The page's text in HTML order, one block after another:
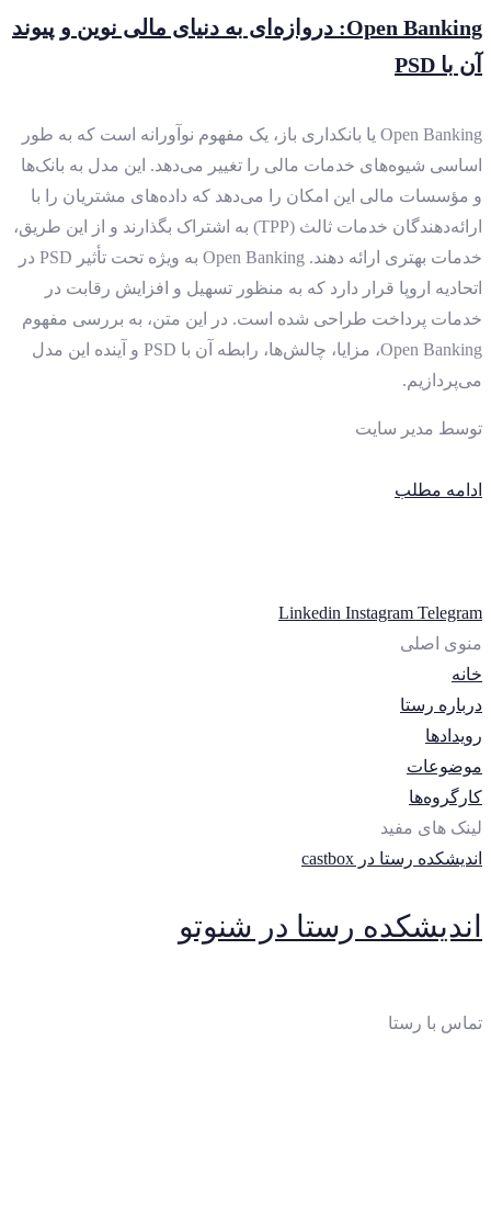
Open Banking: دروازه‌ای به دنیای مالی نوین و پیوند
آن با PSD
Open Banking یا بانکداری باز، یک مفهوم نوآورانه است که به طور
اساسی شیوه‌های خدمات مالی را تغییر می‌دهد. این مدل به بانک‌ها
و مؤسسات مالی این امکان را می‌دهد که داده‌های مشتریان را با
ارائه‌دهندگان خدمات ثالث (TPP) به اشتراک بگذارند و از این طریق،
خدمات بهتری ارائه دهند. Open Banking به ویژه تحت تأثیر PSD در
اتحادیه اروپا قرار دارد که به منظور تسهیل و افزایش رقابت در
خدمات پرداخت طراحی شده است. در این متن، به بررسی مفهوم
Open Banking، مزایا، چالش‌ها، رابطه آن با PSD و آینده این مدل
می‌پردازیم.
توسط مدیر سایت
ادامه مطلب
Linkedin Instagram Telegram
منوی اصلی
خانه
درباره رستا
رویدادها
موضوعات
کارگروه‌ها
لینک های مفید
اندیشکده رستا در castbox
اندیشکده رستا در شنوتو
تماس با رستا